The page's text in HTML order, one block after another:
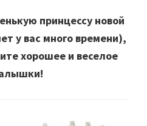
принцессу новой
у вас много времени),
хорошее и веселое